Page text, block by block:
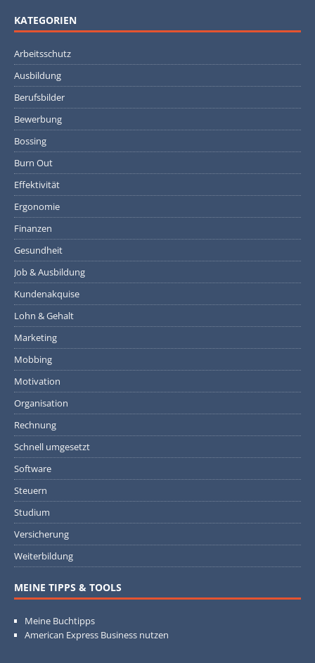
KATEGORIEN
Arbeitsschutz
Ausbildung
Berufsbilder
Bewerbung
Bossing
Burn Out
Effektivität
Ergonomie
Finanzen
Gesundheit
Job & Ausbildung
Kundenakquise
Lohn & Gehalt
Marketing
Mobbing
Motivation
Organisation
Rechnung
Schnell umgesetzt
Software
Steuern
Studium
Versicherung
Weiterbildung
MEINE TIPPS & TOOLS
Meine Buchtipps
American Express Business nutzen